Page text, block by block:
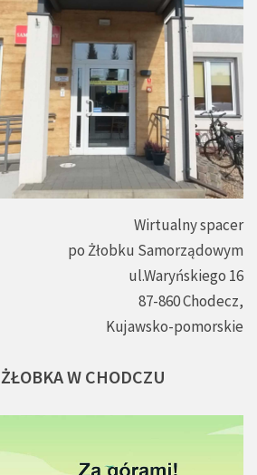
Wirtualny spacer
po Żłobku Samorządowym
ul.Waryńskiego 16
87-860 Chodecz,
Kujawsko-pomorskie
ŻŁOBKAW CHODCZU